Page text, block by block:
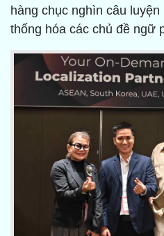
hàng chục nghìn câu
thống hóa các chủ đề ngữ